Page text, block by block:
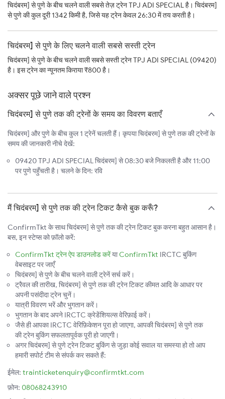
चिदंबरम] से पुणे के बीच चलने वाली सबसे तेज़ ट्रेन TPJ ADI SPECIAL है। चिदंबरम]
से पुणे की कुल दूरी 1342 किमी है, जिसे यह ट्रेन केवल 26:30 में तय करती है।
चिदंबरम] से पुणे के लिए चलने वाली सबसे सस्ती ट्रेन
चिदंबरम] से पुणे के बीच चलने वाली सबसे सस्ती ट्रेन TPJ ADI SPECIAL (09420)
है। इस ट्रेन का न्यूनतम किराया ₹800 है।
अक्सर पूछे जाने वाले प्रश्न
चिदंबरम] से पुणे तक की ट्रेनों के समय का विवरण बताएँ
चिदंबरम] और पुणे के बीच कुल 1 ट्रेनें चलती हैं। कृपया चिदंबरम] से पुणे तक की ट्रेनों के
समय की जानकारी नीचे देखें:
09420 TPJ ADI SPECIAL चिदंबरम] से 08:30 बजे निकलती है और 11:00
पर पुणे पहुँचती है। चलने के दिन: रवि
मैं चिदंबरम] से पुणे तक की ट्रेन टिकट कैसे बुक करूँ?
ConfirmTkt के साथ चिदंबरम] से पुणे तक की ट्रेन टिकट बुक करना बहुत आसान है।
बस, इन स्टेप्स को फ़ॉलो करें:
ConfirmTkt ट्रेन ऐप डाउनलोड करेंयाConfirmTkt IRCTC बुकिंग
वेबसाइट पर जाएँ
चिदंबरम] से पुणे के बीच चलने वाली ट्रेनें सर्च करें।
ट्रैवल की तारीख, चिदंबरम] से पुणे तक की ट्रेन टिकट कीमत आदि के आधार पर
अपनी पसंदीदा ट्रेन चुनें।
यात्री विवरण भरें और भुगतान करें।
भुगतान के बाद अपने IRCTC क्रेडेंशियल्स वेरिफ़ाई करें।
जैसे ही आपका IRCTC वेरिफ़िकेशन पूरा हो जाएगा, आपकी चिदंबरम] से पुणे तक
की ट्रेन बुकिंग सफलतापूर्वक पूरी हो जाएगी।
अगर चिदंबरम] से पुणे ट्रेन टिकट बुकिंग से जुड़ा कोई सवाल या समस्या हो तो आप
हमारी सपोर्ट टीम से संपर्क कर सकते हैं:
ईमेल: trainticketenquiry@confirmtkt.com
फ़ोन: 08068243910